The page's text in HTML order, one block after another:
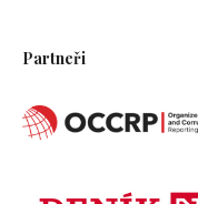
Partneři